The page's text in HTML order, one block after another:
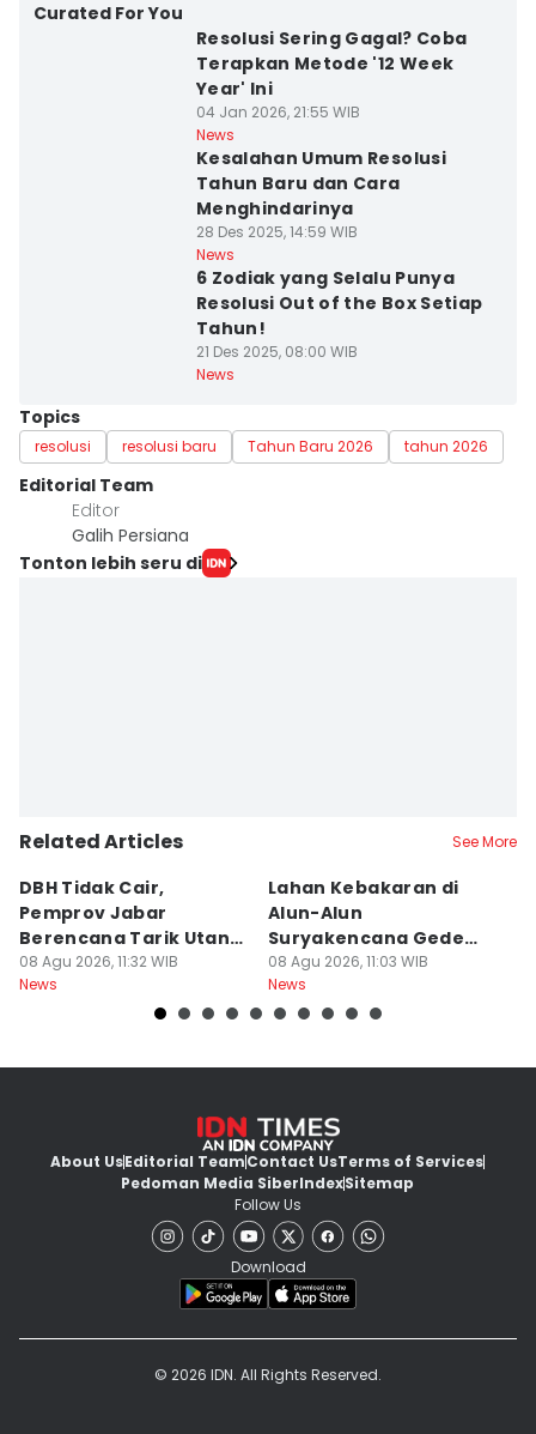
Curated For You
Resolusi Sering Gagal? Coba
Terapkan Metode '12 Week
Year' Ini
04 Jan 2026, 21:55 WIB
News
Kesalahan Umum Resolusi
Tahun Baru dan Cara
Menghindarinya
28 Des 2025, 14:59 WIB
News
6 Zodiak yang Selalu Punya
Resolusi Out of the Box Setiap
Tahun!
21 Des 2025, 08:00 WIB
News
Topics
resolusi resolusi baru Tahun Baru 2026 tahun 2026
Editorial Team
Editor
Galih Persiana
Tonton lebih seru di
Related Articles See More
DBH Tidak Cair,
Pemprov Jabar
Berencana Tarik Utang
Rp3,4 Triliun
08 Agu 2026, 11:32 WIB
News
Lahan Kebakaran di
Alun-Alun
Suryakencana Gede
Pangrango Capai 1
Hektare
08 Agu 2026, 11:03 WIB
News
About UsEditorial TeamContact UsTerms of Services
Pedoman Media SiberIndexSitemap
Follow Us
Download
© 2026 IDN. All Rights Reserved.